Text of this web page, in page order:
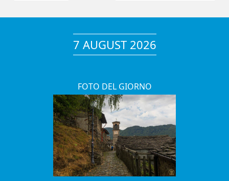
7 AUGUST 2026
FOTO DEL GIORNO